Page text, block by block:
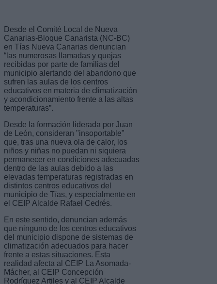
Desde el Comité Local de Nueva
Canarias-Bloque Canarista (NC-BC)
en Tías Nueva Canarias denuncian
“las numerosas llamadas y quejas
recibidas por parte de familias del
municipio alertando del abandono que
sufren las aulas de los centros
educativos en materia de climatización
y acondicionamiento frente a las altas
temperaturas”.
Desde la formación liderada por Juan
de León, consideran "insoportable"
que, tras una nueva ola de calor, los
niños y niñas no puedan ni siquiera
permanecer en condiciones adecuadas
dentro de las aulas debido a las
elevadas temperaturas registradas en
distintos centros educativos del
municipio de Tías, y especialmente en
el CEIP Alcalde Rafael Cedrés.
En este sentido, denuncian además
que ninguno de los centros educativos
del municipio dispone de sistemas de
climatización adecuados para hacer
frente a estas situaciones. Esta
realidad afecta al CEIP La Asomada-
Mácher, al CEIP Concepción
Rodríguez Artiles y al CEIP Alcalde